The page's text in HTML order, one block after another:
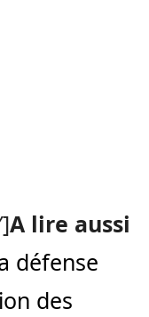
A lire aussi
défense
des